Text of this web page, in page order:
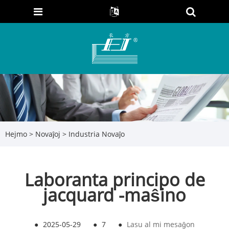
Hejmo > Novaĵoj > Industria Novaĵo
Laboranta principo de
jacquard -maŝino
● 2025-05-29 ● 7 ● Lasu al mi mesaĝon